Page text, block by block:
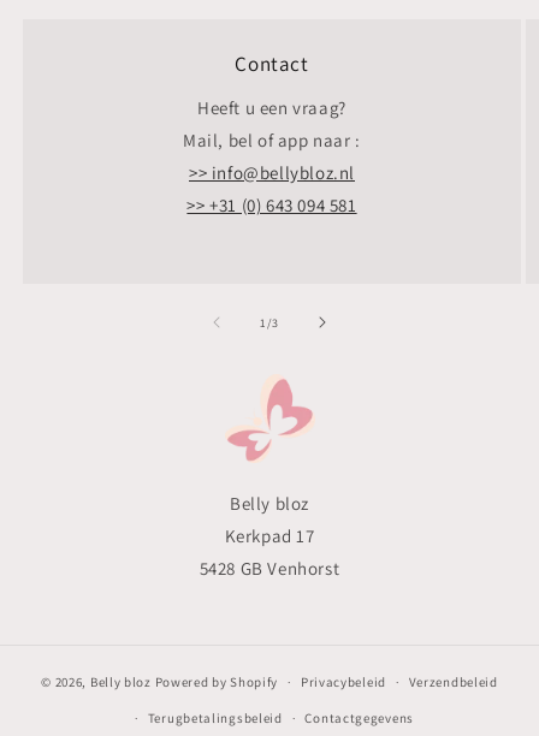
Contact
Heeft u een vraag?
Mail, bel of app naar :
>> info@bellybloz.nl
>> +31 (0) 643 094 581
1 /van
3
Belly bloz
Kerkpad 17
5428 GB Venhorst
© 2026, Belly bloz Powered by Shopify Privacybeleid Verzendbeleid
Terugbetalingsbeleid Contactgegevens